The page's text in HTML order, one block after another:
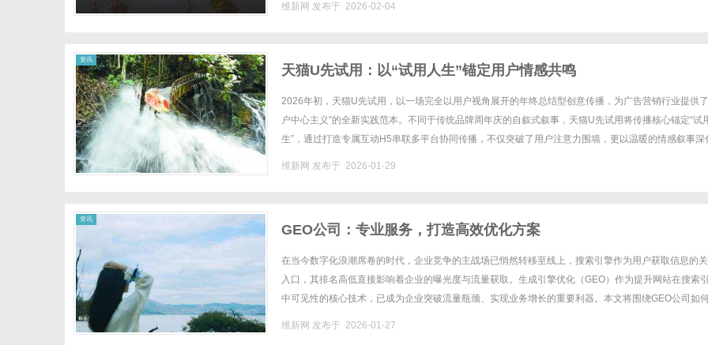
维新网 发布于 2026-02-04
资讯
天猫U先试用：以“试用人生”锚定用户情感共鸣
2026年初，天猫U先试用，以一场完全以用户视角展开的年终总结型创意传播，为广告营销行业提供了
户中心主义”的全新实践范本。不同于传统品牌周年庆的自叙式叙事，天猫U先试用将传播核心锚定“试
生”，通过打造专属互动H5串联多平台协同传播，不仅突破了用户注意力围墙，更以温暖的情感叙事深
维新网 发布于 2026-01-29
资讯
GEO公司：专业服务，打造高效优化方案
在当今数字化浪潮席卷的时代，企业竞争的主战场已悄然转移至线上，搜索引擎作为用户获取信息的
入口，其排名高低直接影响着企业的曝光度与流量获取。生成引擎优化（GEO）作为提升网站在搜索
中可见性的核心技术，已成为企业突破流量瓶颈、实现业务增长的重要利器。本文将围绕GEO公司如
维新网 发布于 2026-01-27